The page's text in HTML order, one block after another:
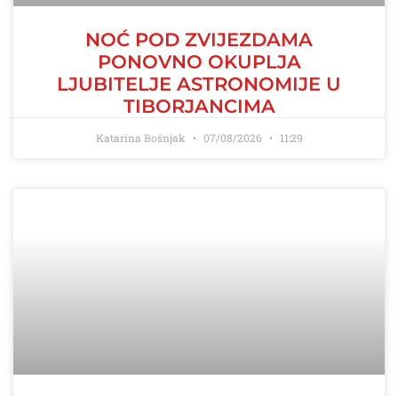
NOĆ POD ZVIJEZDAMA
PONOVNO OKUPLJA
LJUBITELJE ASTRONOMIJE U
TIBORJANCIMA
Katarina Bošnjak 07/08/2026 11:29